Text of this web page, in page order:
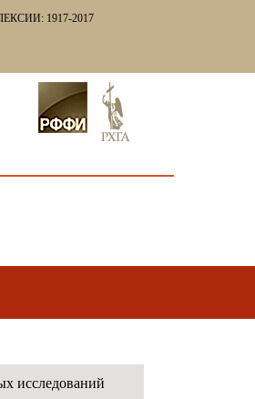
1917-2017
исследований